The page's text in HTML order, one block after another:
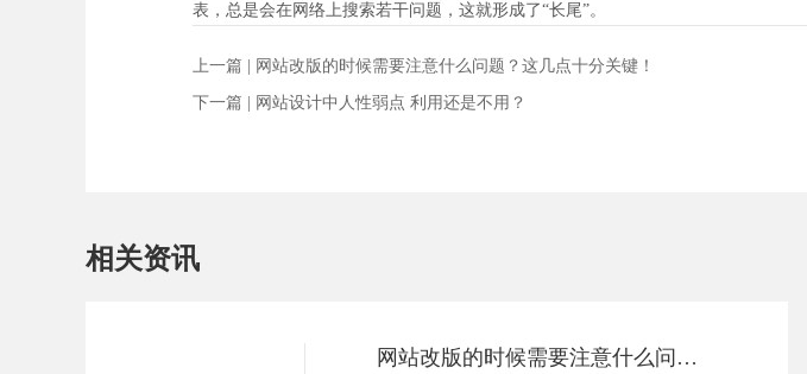
表，总是会在网络上搜索若干问题，这就形成了“长尾”。
上一篇 | 网站改版的时候需要注意什么问题？这几点十分关键！
下一篇 | 网站设计中人性弱点 利用还是不用？
相关资讯
网站改版的时候需要注意什么问题？这几点十分关键！